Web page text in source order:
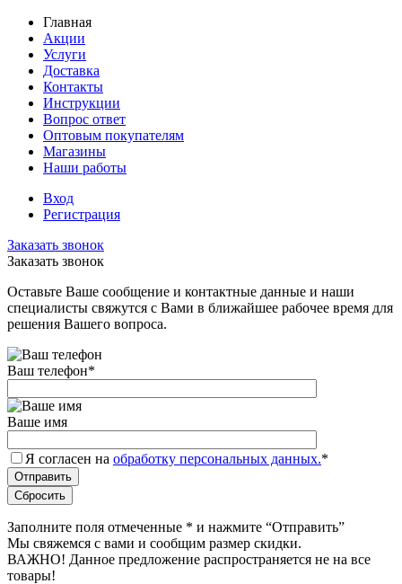
Главная
Акции
Услуги
Доставка
Контакты
Инструкции
Вопрос ответ
Оптовым покупателям
Магазины
Наши работы
Вход
Регистрация
Заказать звонок
Заказать звонок
Оставьте Ваше сообщение и контактные данные и наши
специалисты свяжутся с Вами в ближайшее рабочее время для
решения Вашего вопроса.
Ваш телефон*
Ваше имя
Я согласен на обработку персональных данных.*
Заполните поля отмеченные * и нажмите “Отправить”
Мы свяжемся с вами и сообщим размер скидки.
ВАЖНО! Данное предложение распространяется не на все
товары!